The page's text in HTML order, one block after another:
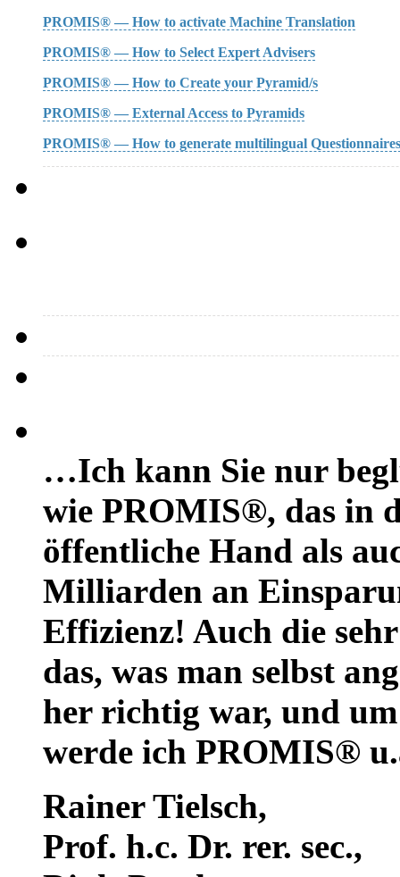
PROMIS® — How to activate Machine Translation
PROMIS® — How to Select Expert Advisers
PROMIS® — How to Create your Pyramid/s
PROMIS® — External Access to Pyramids
PROMIS® — How to generate multilingual Questionnaires
…Ich kann Sie nur
wie PROMIS®, das in
öffentliche Hand als
Milliarden an
Effizienz! Auch die
das, was man selbst
her richtig war, und
werde ich PROMIS®
Rainer Tielsch,
Prof. h.c. Dr. rer. sec.,